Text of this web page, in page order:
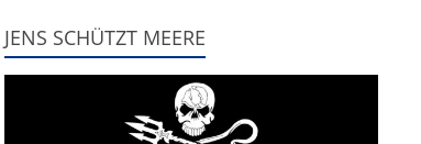
JENS SCHÜTZT MEERE